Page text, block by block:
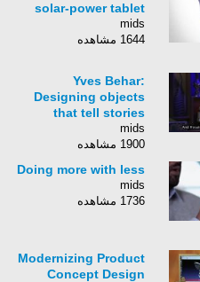
solar-power tablet
mids
1644 مشاهده
Yves Behar:
Designing objects
that tell stories
mids
1900 مشاهده
Doing more with less
mids
1736 مشاهده
Modernizing Product
Concept Design